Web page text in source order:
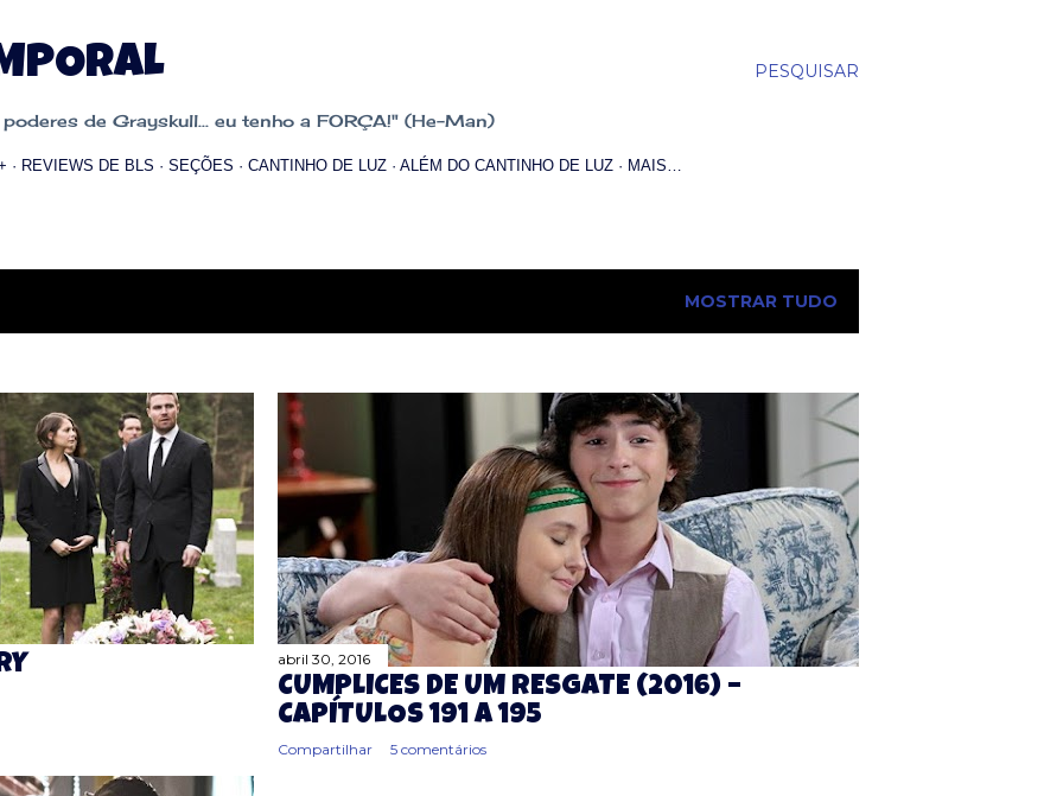
PESQUISAR
de Grayskull... eu tenho a FORÇA!" (He-Man)
REVIEWS DE BLS SEÇÕES CANTINHO DE LUZ ALÉM DO CANTINHO DE LUZ MAIS…
MOSTRAR TUDO
abril 30, 2016
CÚMPLICES DE UM RESGATE (2016) –
CAPÍTULOS 191 A 195
Compartilhar 5 comentários